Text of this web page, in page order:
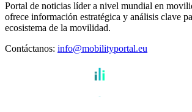
Portal de noticias líder a nivel mundial en
ofrece información estratégica y análisis clave
ecosistema de la movilidad.
Contáctanos: info@mobilityportal.eu